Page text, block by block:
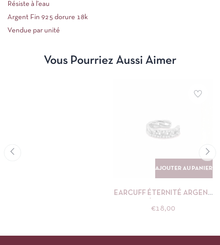
Résiste à l’eau
Argent Fin 925 dorure 18k
Vendue par unité
Vous Pourriez Aussi Aimer
AJOUTER AU PANIER
EARCUFF ÉTERNITÉ ARGENT
€18,00